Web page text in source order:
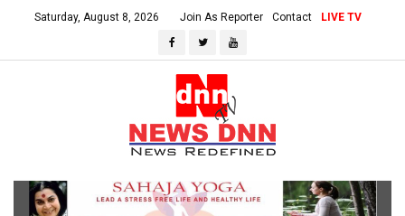
Saturday, August 8, 2026 Join As Reporter Contact LIVE TV